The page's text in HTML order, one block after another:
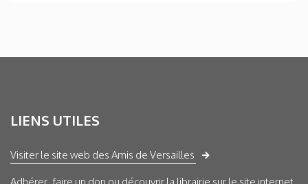
LIENS UTILES
Visiter le site web des Amis de Versailles